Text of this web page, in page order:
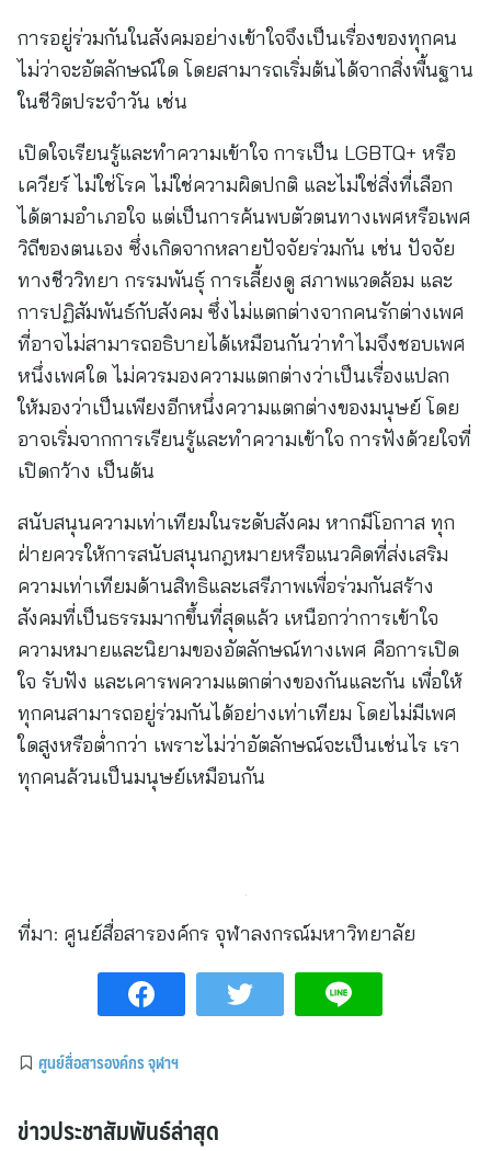
การอยู่ร่วมกันในสังคมอย่างเข้าใจจึงเป็นเรื่องของทุกคน
ไม่ว่าจะอัตลักษณ์ใด โดยสามารถเริ่มต้นได้จากสิ่งพื้นฐาน
ในชีวิตประจำวัน เช่น
เปิดใจเรียนรู้และทำความเข้าใจ การเป็น LGBTQ+ หรือ
เควียร์ ไม่ใช่โรค ไม่ใช่ความผิดปกติ และไม่ใช่สิ่งที่เลือก
ได้ตามอำเภอใจ แต่เป็นการค้นพบตัวตนทางเพศหรือเพศ
วิถีของตนเอง ซึ่งเกิดจากหลายปัจจัยร่วมกัน เช่น ปัจจัย
ทางชีววิทยา กรรมพันธุ์ การเลี้ยงดู สภาพแวดล้อม และ
การปฏิสัมพันธ์กับสังคม ซึ่งไม่แตกต่างจากคนรักต่างเพศ
ที่อาจไม่สามารถอธิบายได้เหมือนกันว่าทำไมจึงชอบเพศ
หนึ่งเพศใด ไม่ควรมองความแตกต่างว่าเป็นเรื่องแปลก
ให้มองว่าเป็นเพียงอีกหนึ่งความแตกต่างของมนุษย์ โดย
อาจเริ่มจากการเรียนรู้และทำความเข้าใจ การฟังด้วยใจที่
เปิดกว้าง เป็นต้น
สนับสนุนความเท่าเทียมในระดับสังคม หากมีโอกาส ทุก
ฝ่ายควรให้การสนับสนุนกฎหมายหรือแนวคิดที่ส่งเสริม
ความเท่าเทียมด้านสิทธิและเสรีภาพเพื่อร่วมกันสร้าง
สังคมที่เป็นธรรมมากขึ้นที่สุดแล้ว เหนือกว่าการเข้าใจ
ความหมายและนิยามของอัตลักษณ์ทางเพศ คือการเปิด
ใจ รับฟัง และเคารพความแตกต่างของกันและกัน เพื่อให้
ทุกคนสามารถอยู่ร่วมกันได้อย่างเท่าเทียม โดยไม่มีเพศ
ใดสูงหรือต่ำกว่า เพราะไม่ว่าอัตลักษณ์จะเป็นเช่นไร เรา
ทุกคนล้วนเป็นมนุษย์เหมือนกัน
ที่มา: ศูนย์สื่อสารองค์กร จุฬาลงกรณ์มหาวิทยาลัย
ศูนย์สื่อสารองค์กร จุฬาฯ
ข่าวประชาสัมพันธ์ล่าสุด